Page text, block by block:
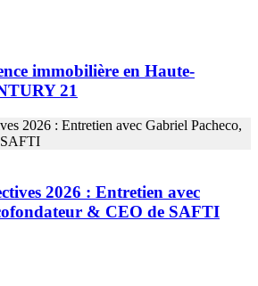
immobilière en Haute-
21
2026 : Entretien avec
& CEO de SAFTI